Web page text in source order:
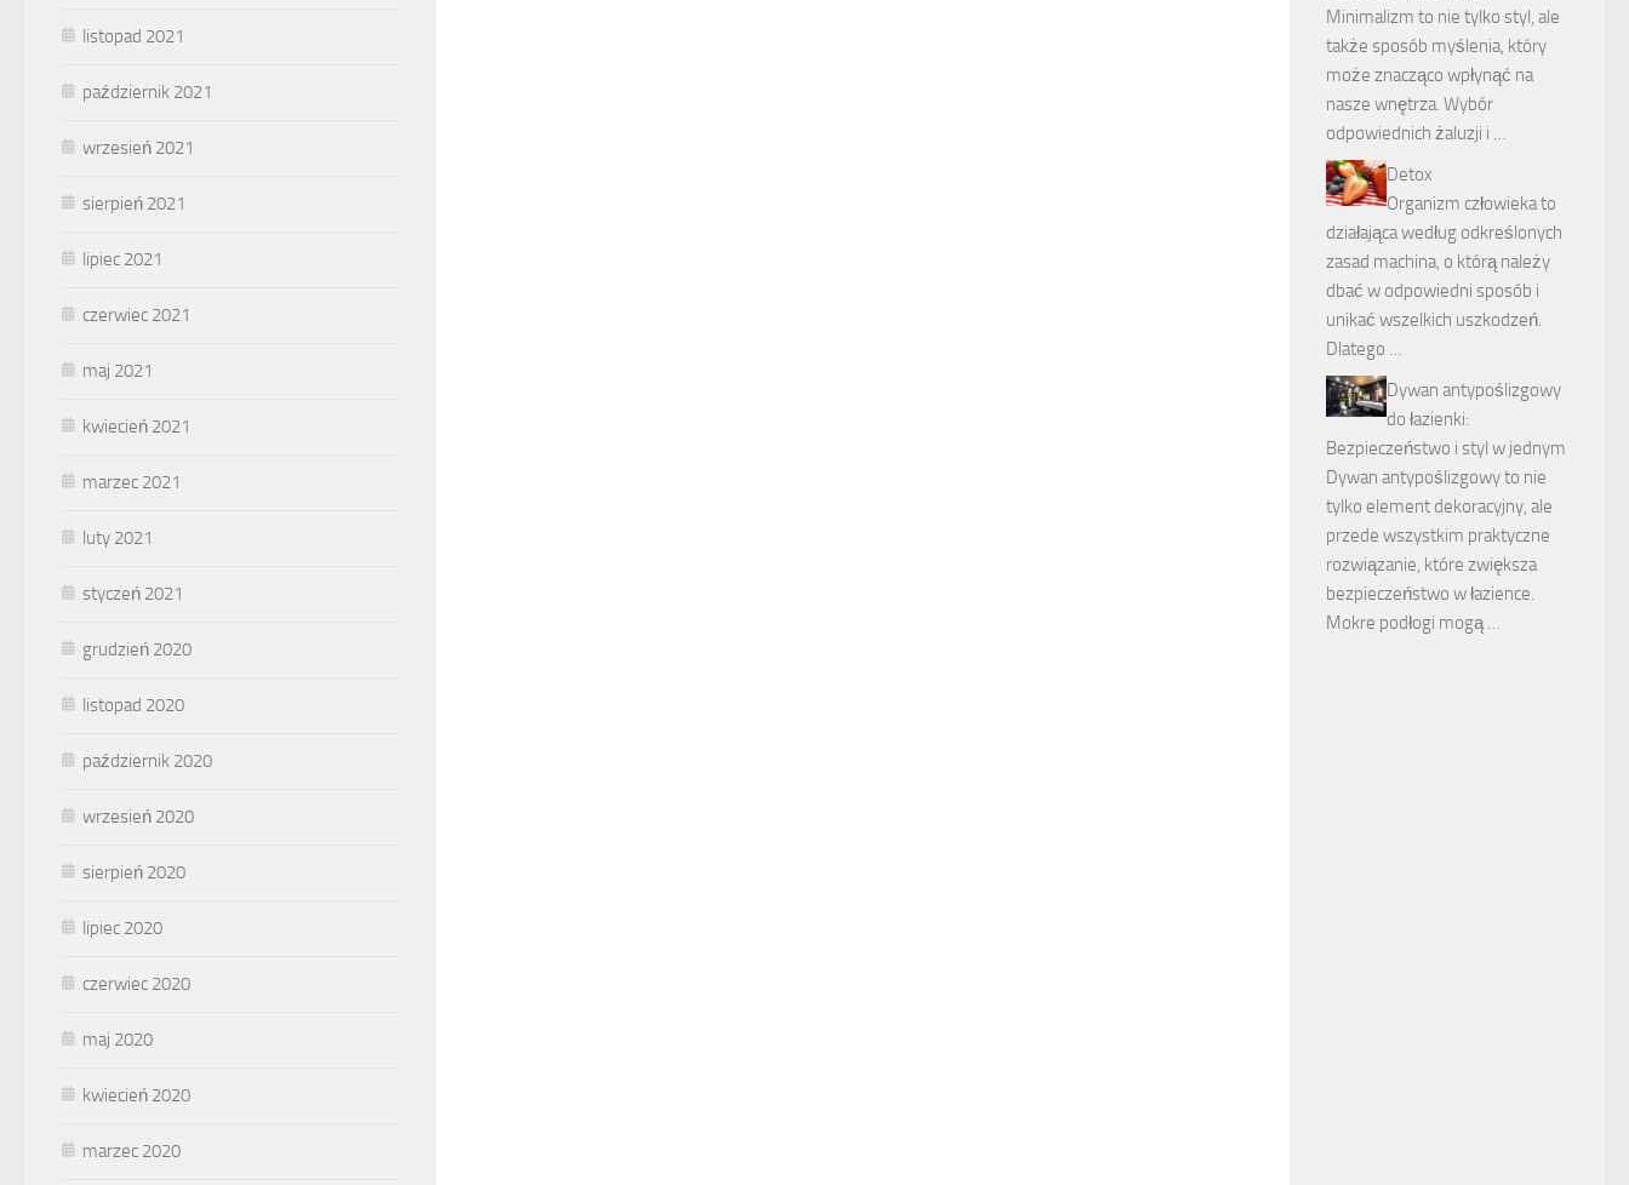
listopad 2021
październik 2021
wrzesień 2021
sierpień 2021
lipiec 2021
czerwiec 2021
maj 2021
kwiecień 2021
marzec 2021
luty 2021
styczeń 2021
grudzień 2020
listopad 2020
październik 2020
wrzesień 2020
sierpień 2020
lipiec 2020
czerwiec 2020
maj 2020
kwiecień 2020
marzec 2020
Minimalizm to nie tylko styl, ale
także sposób myślenia, który
może znacząco wpłynąć na
nasze wnętrza. Wybór
odpowiednich żaluzji i …
Detox
Organizm człowieka to
działająca według odkreślonych
zasad machina, o którą należy
dbać w odpowiedni sposób i
unikać wszelkich uszkodzeń.
Dlatego …
Dywan antypoślizgowy
do łazienki:
Bezpieczeństwo i styl w jednym
Dywan antypoślizgowy to nie
tylko element dekoracyjny, ale
przede wszystkim praktyczne
rozwiązanie, które zwiększa
bezpieczeństwo w łazience.
Mokre podłogi mogą …